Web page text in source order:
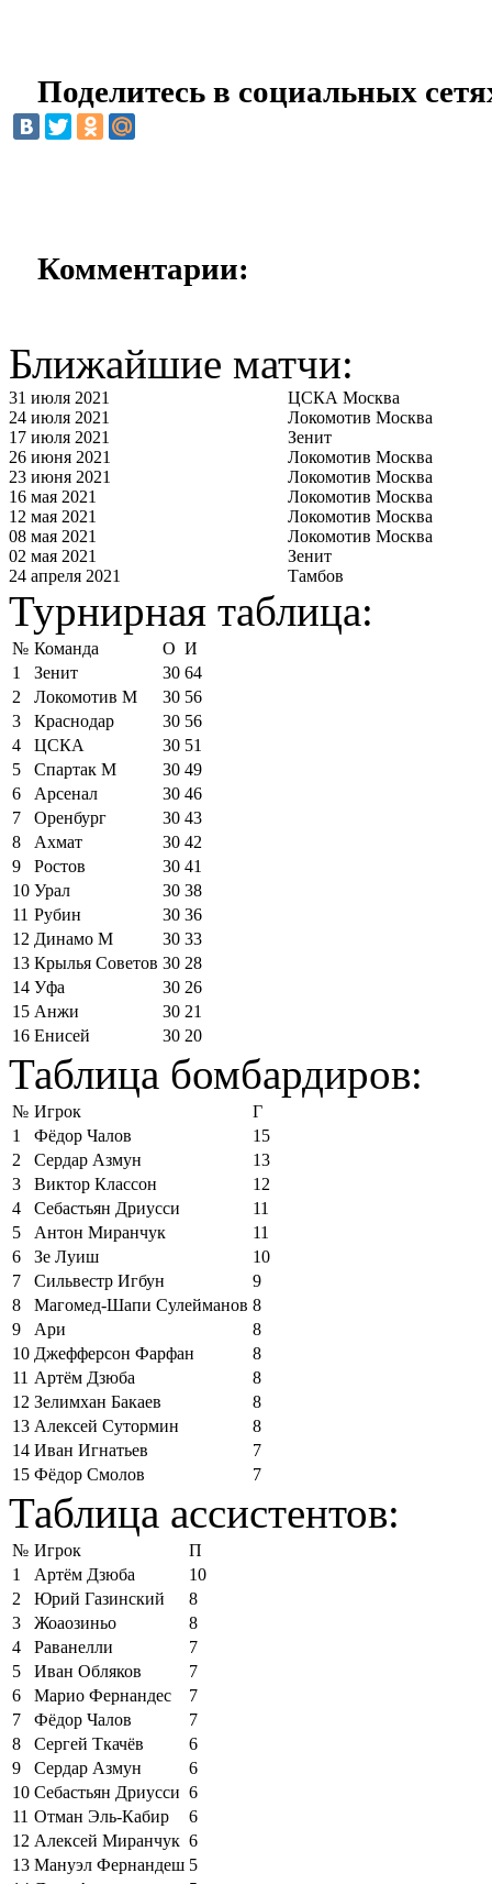
Поделитесь в социальных
Комментарии:
Ближайшие матчи:
31 июля 2021
ЦСКА Москва
24 июля 2021
Локомотив Москва
17 июля 2021
Зенит
26 июня 2021
Локомотив Москва
23 июня 2021
Локомотив Москва
16 мая 2021
Локомотив Москва
12 мая 2021
Локомотив Москва
08 мая 2021
Локомотив Москва
02 мая 2021
Зенит
24 апреля 2021
Тамбов
Турнирная таблица:
№ Команда О И
1
Зенит 30 64
2
Локомотив М 30 56
3
Краснодар 30 56
4
ЦСКА 30 51
5
Спартак М 30 49
6
Арсенал 30 46
7
Оренбург 30 43
8
Ахмат 30 42
9
Ростов 30 41
10 Урал 30 38
11 Рубин 30 36
12 Динамо М 30 33
13 Крылья Советов 30 28
14 Уфа 30 26
15 Анжи 30 21
16 Енисей 30 20
Таблица бомбардиров:
№ Игрок
Г
1
Фёдор Чалов
15
2
Сердар Азмун
13
3
Виктор Классон
12
4
Себастьян Дриусси
11
5
Антон Миранчук
11
6
Зе Луиш
10
7
Сильвестр Игбун
9
8
Магомед-Шапи Сулейманов 8
9
Ари
8
10 Джефферсон Фарфан
8
11 Артём Дзюба
8
12 Зелимхан Бакаев
8
13 Алексей Сутормин
8
14 Иван Игнатьев
7
15 Фёдор Смолов 7
Таблица ассистентов:
№ Игрок
П
1
Артём Дзюба
10
2
Юрий Газинский
8
3
Жоаозиньо
8
4
Раванелли
7
5
Иван Обляков
7
6
Марио Фернандес
7
7
Фёдор Чалов
7
8
Сергей Ткачёв
6
9
Сердар Азмун
6
10 Себастьян Дриусси 6
11 Отман Эль-Кабир
6
12 Алексей Миранчук 6
13 Мануэл Фернандеш 5